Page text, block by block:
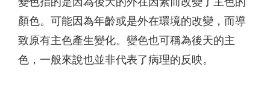
顏色。可能因為年齡或是外在環境的改變，而導
致原有主色產生變化。變色也可稱為後天的主
色，一般來說也並非代表了病理的反映。